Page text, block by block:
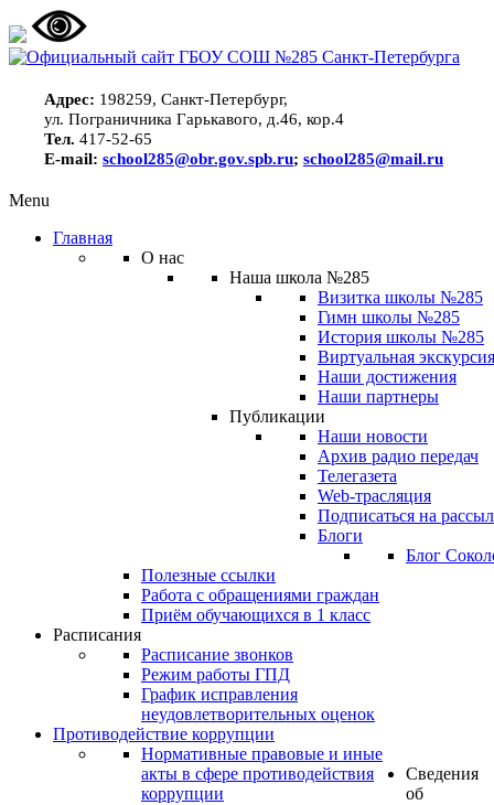
Адрес: 198259, Санкт-Петербург,
ул. Пограничника Гарькавого, д.46, кор.4
Тел. 417-52-65
E-mail: school285@obr.gov.spb.ru; school285@mail.ru
Menu
Главная
О нас
Наша школа №285
Визитка школы №285
Гимн школы №285
История школы №285
Виртуальная
Наши достижения
Наши партнеры
Публикации
Наши новости
Архив радио передач
Телегазета
Web-трасляция
Подписаться на
Блоги
Блог
Полезные ссылки
Работа с обращениями граждан
Приём обучающихся в 1 класс
Расписания
Расписание звонков
Режим работы ГПД
График исправления
неудовлетворительных оценок
Противодействие коррупции
Нормативные правовые и иные
акты в сфере противодействия
коррупции
Сведения
об